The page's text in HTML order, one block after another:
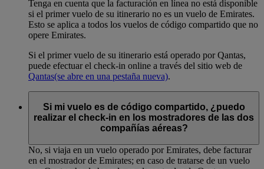
Tenga en cuenta que la facturación en línea no está disponible
si el primer vuelo de su itinerario no es un vuelo de Emirates.
Esto se aplica a todos los vuelos de código compartido que no
opere Emirates.
Si el primer vuelo de su itinerario está operado por Qantas,
puede efectuar el check-in online a través del sitio web de
Qantas(se abre en una pestaña nueva).
Si mi vuelo es de código compartido, ¿puedo
realizar el check-in en los mostradores de las dos
compañías aéreas?
No, si viaja en un vuelo operado por Emirates, debe facturar
en el mostrador de Emirates; en caso de tratarse de un vuelo